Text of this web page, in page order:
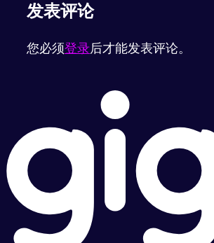
发表评论
您必须登录后才能发表评论。